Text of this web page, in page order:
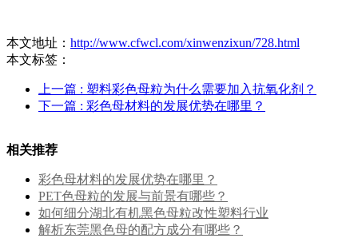
本文地址： http://www.cfwcl.com/xinwenzixun/728.html
本文标签：
上一篇 : 塑料彩色母粒为什么需要加入抗氧化剂？
下一篇 : 彩色母材料的发展优势在哪里？
相关推荐
彩色母材料的发展优势在哪里？
PET色母粒的发展与前景有哪些？
如何细分湖北有机黑色母粒改性塑料行业
解析东莞黑色母的配方成分有哪些？